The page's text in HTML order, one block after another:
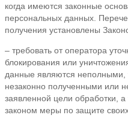
когда имеются законные
персональных данных.
получения установлены
– требовать от оператора
блокирования или
данные являются неполными,
незаконно полученными или
заявленной цели обработки,
законом меры по защите